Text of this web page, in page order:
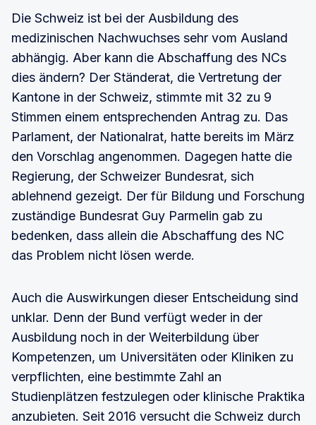
Die Schweiz ist bei der Ausbildung des
medizinischen Nachwuchses sehr vom Ausland
abhängig. Aber kann die Abschaffung des NCs
dies ändern? Der Ständerat, die Vertretung der
Kantone in der Schweiz, stimmte mit 32 zu 9
Stimmen einem entsprechenden Antrag zu. Das
Parlament, der Nationalrat, hatte bereits im März
den Vorschlag angenommen. Dagegen hatte die
Regierung, der Schweizer Bundesrat, sich
ablehnend gezeigt. Der für Bildung und Forschung
zuständige Bundesrat Guy Parmelin gab zu
bedenken, dass allein die Abschaffung des NC
das Problem nicht lösen werde.
Auch die Auswirkungen dieser Entscheidung sind
unklar. Denn der Bund verfügt weder in der
Ausbildung noch in der Weiterbildung über
Kompetenzen, um Universitäten oder Kliniken zu
verpflichten, eine bestimmte Zahl an
Studienplätzen festzulegen oder klinische Praktika
anzubieten. Seit 2016 versucht die Schweiz durch